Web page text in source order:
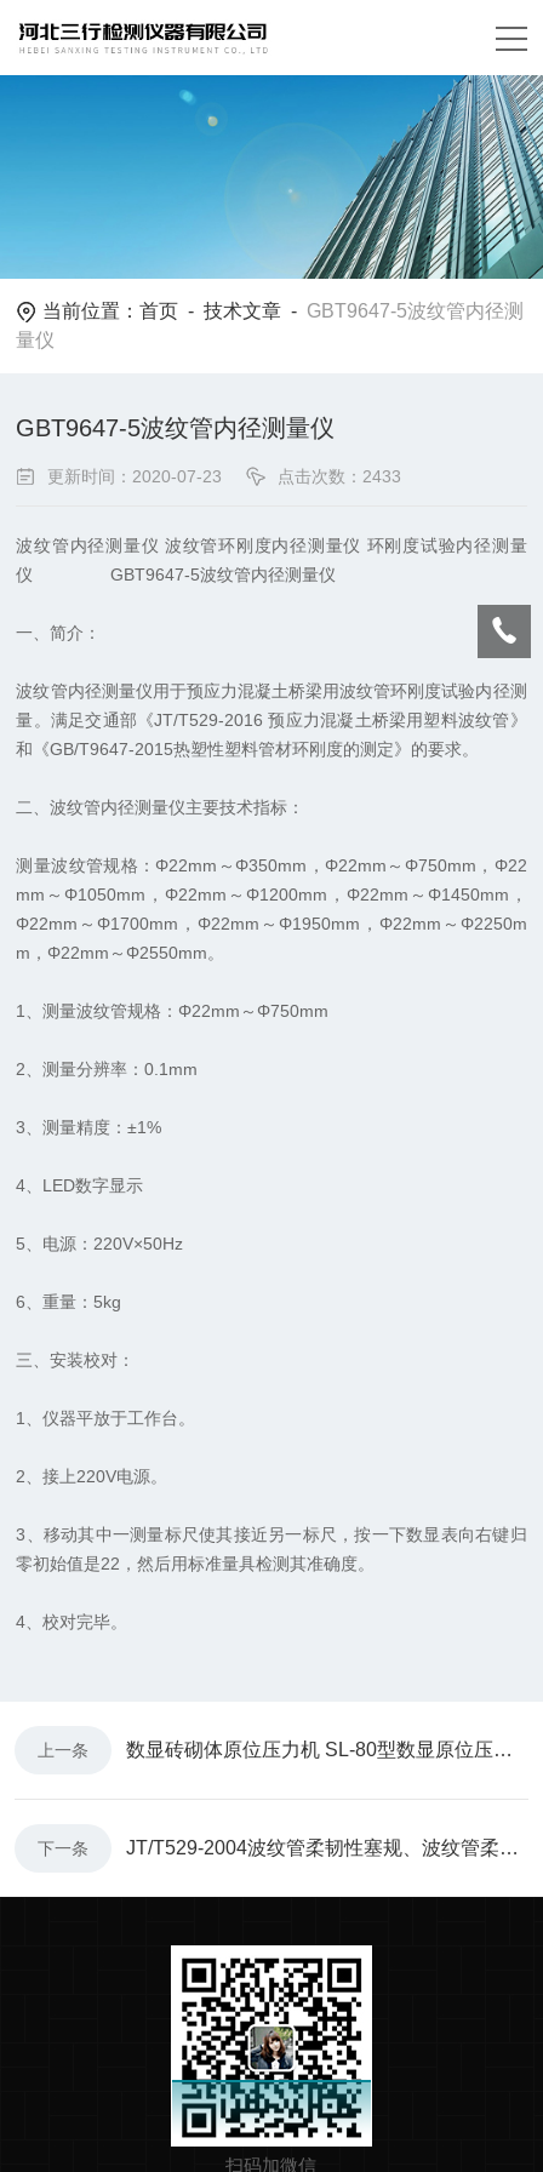
当前位置：首页 -技术文章 - GBT9647-5波纹管内径测
量仪
GBT9647-5波纹管内径测量仪
更新时间：2020-07-23 点击次数：2433
波纹管内径测量仪 波纹管环刚度内径测量仪 环刚度试验内径测量
仪 GBT9647-5波纹管内径测量仪
一、简介：
波纹管内径测量仪用于预应力混凝土桥梁用波纹管环刚度试验内径测
量。满足交通部《JT/T529-2016 预应力混凝土桥梁用塑料波纹管》
和《GB/T9647-2015热塑性塑料管材环刚度的测定》的要求。
二、波纹管内径测量仪主要技术指标：
测量波纹管规格：Φ22mm～Φ350mm，Φ22mm～Φ750mm，Φ22
mm～Φ1050mm，Φ22mm～Φ1200mm，Φ22mm～Φ1450mm，
Φ22mm～Φ1700mm，Φ22mm～Φ1950mm，Φ22mm～Φ2250m
m，Φ22mm～Φ2550mm。
1、测量波纹管规格：Φ22mm～Φ750mm
2、测量分辨率：0.1mm
3、测量精度：±1%
4、LED数字显示
5、电源：220V×50Hz
6、重量：5kg
三、安装校对：
1、仪器平放于工作台。
2、接上220V电源。
3、移动其中一测量标尺使其接近另一标尺，按一下数显表向右键归
零初始值是22，然后用标准量具检测其准确度。
4、校对完毕。
上一条 数显砖砌体原位压力机 SL-80型数显原位压力机
下一条 JT/T529-2004波纹管柔韧性塞规、波纹管柔韧性试验仪
扫码加微信